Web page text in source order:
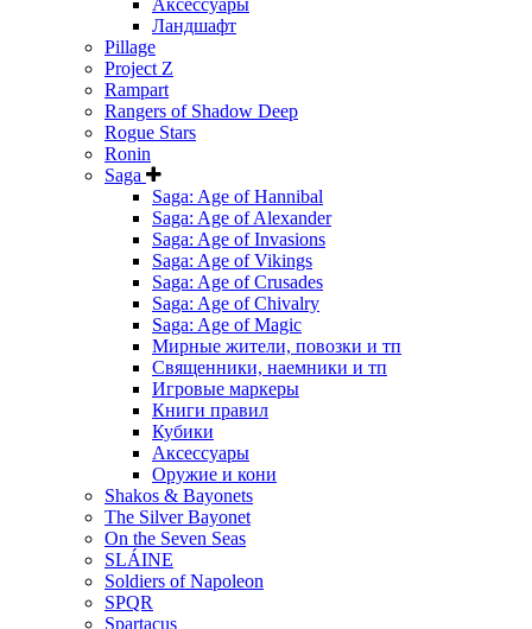
Аксессуары
Ландшафт
Pillage
Project Z
Rampart
Rangers of Shadow Deep
Rogue Stars
Ronin
Saga
Saga: Age of Hannibal
Saga: Age of Alexander
Saga: Age of Invasions
Saga: Age of Vikings
Saga: Age of Crusades
Saga: Age of Chivalry
Saga: Age of Magic
Мирные жители, повозки и тп
Священники, наемники и тп
Игровые маркеры
Книги правил
Кубики
Аксессуары
Оружие и кони
Shakos & Bayonets
The Silver Bayonet
On the Seven Seas
SLÁINE
Soldiers of Napoleon
SPQR
Spartacus